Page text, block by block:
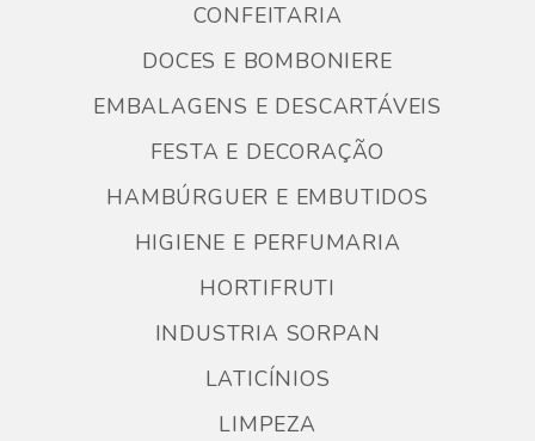
CONFEITARIA
DOCES E BOMBONIERE
EMBALAGENS E DESCARTÁVEIS
FESTA E DECORAÇÃO
HAMBÚRGUER E EMBUTIDOS
HIGIENE E PERFUMARIA
HORTIFRUTI
INDUSTRIA SORPAN
LATICÍNIOS
LIMPEZA